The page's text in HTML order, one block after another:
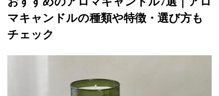
マキャンドルの種類や特徴・選び方も
チェック